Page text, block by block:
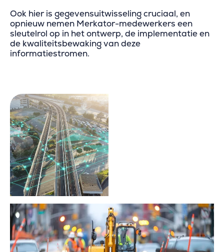
Ook hier is gegevensuitwisseling cruciaal, en
opnieuw nemen Merkator-medewerkers een
sleutelrol op in het ontwerp, de implementatie en
de kwaliteitsbewaking van deze
informatiestromen.